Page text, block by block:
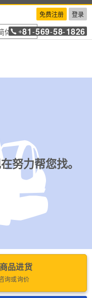
免费注册 登录
体中文
+81 -569-58-1826
努力帮您找。
品进货
询或询价